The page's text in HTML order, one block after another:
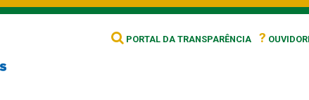
PORTAL DA TRANSPARÊNCIA ?